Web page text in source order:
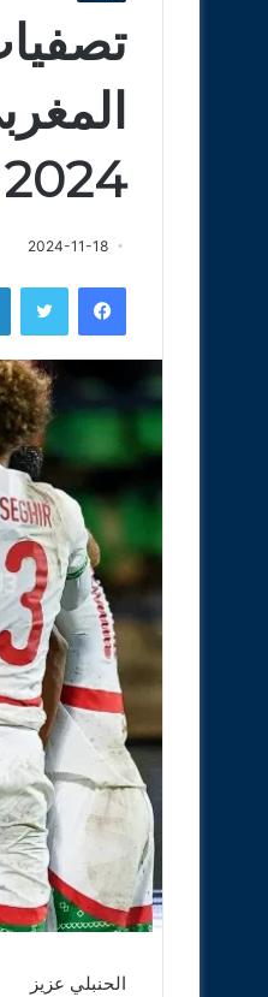
2024
2024-11-18
فيسبوك
الحنبلي عزيز